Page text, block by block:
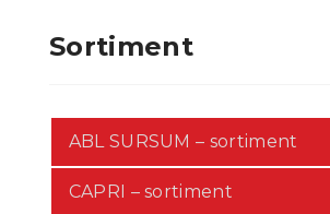
Sortiment
ABL SURSUM – sortiment
CAPRI – sortiment